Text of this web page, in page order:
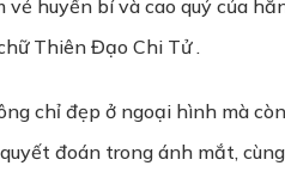
huyền bí và cao quý của
Thiên Đạo Chi Tử .
chỉ đẹp ở ngoại hình mà
đoán trong ánh mắt,